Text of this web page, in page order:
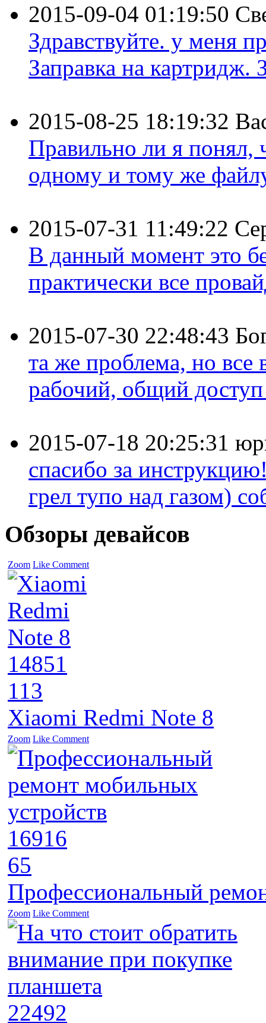
2015-09-04 01:19:50
Здравствуйте. у меня
Заправка на картридж.
2015-08-25 18:19:32
Правильно ли я понял,
одному и тому же
2015-07-31 11:49:22
В данный момент это
практически все
2015-07-30 22:48:43
та же проблема, но все
рабочий, общий доступ
2015-07-18 20:25:31
спасибо за
грел тупо над газом)
Обзоры девайсов
Zoom Like Comment
14851
113
Xiaomi Redmi Note 8
Zoom Like Comment
16916
65
Профессиональный
Zoom Like Comment
22492